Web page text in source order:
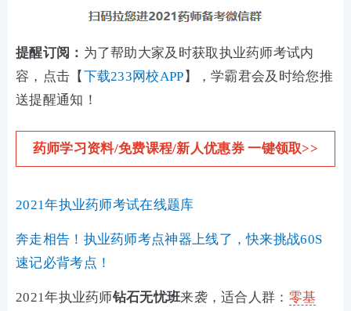
提醒订阅： 为了帮助大家及时获取执业药师考试内
容，点击【 下载233网校APP 】，学霸君会及时给您推
送提醒通知！
药师学习资料/免费课程/新人优惠券 一键领取>>
2021年执业药师考试在线题库
奔走相告！执业药师考点神器上线了，快来挑战60S
速记必背考点！
2021年执业药师钻石无忧班来袭，适合人群： 零基